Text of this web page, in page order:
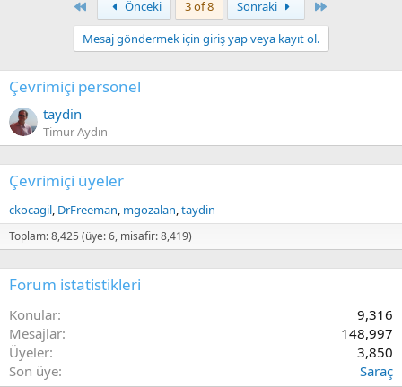
Önceki 3 of 8 Sonraki
Mesaj göndermek için giriş yap veya kayıt ol.
Çevrimiçi personel
taydin
Timur Aydın
Çevrimiçi üyeler
ckocagil DrFreeman mgozalan taydin
Toplam: 8,425 (üye: 6, misafir: 8,419)
Forum istatistikleri
Konular
9,316
Mesajlar
148,997
Üyeler
3,850
Son üye
Saraç